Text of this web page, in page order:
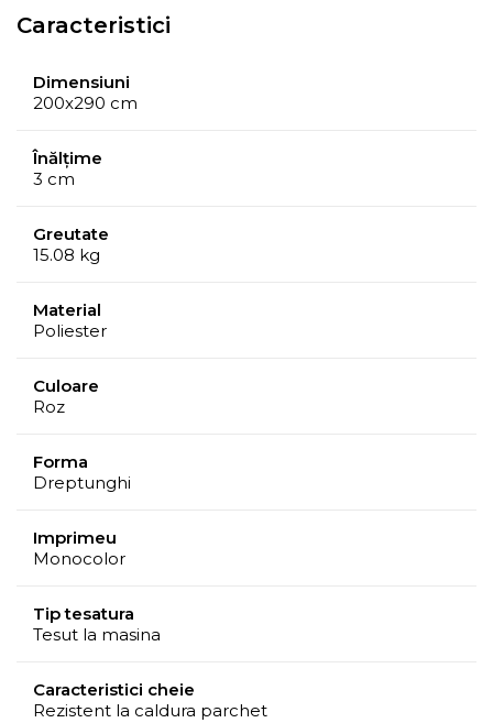
Caracteristici
Dimensiuni
200x290 cm
Înălțime
3 cm
Greutate
15.08 kg
Material
Poliester
Culoare
Roz
Forma
Dreptunghi
Imprimeu
Monocolor
Tip tesatura
Tesut la masina
Caracteristici cheie
Rezistent la caldura parchet